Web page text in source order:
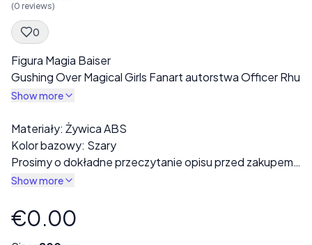
(0 reviews)
0
Spec Description
Figura Magia Baiser
Gushing Over Magical Girls Fanart autorstwa Officer Rhu
Show more
Description
Materiały: Żywica ABS
Kolor bazowy: Szary
Prosimy o dokładne przeczytanie opisu przed zakupem!
Gotowy wydruk będzie wykonany z szarej żywicy. W
pełni ubrane lub nagie.
Każdy wydruk jest starannie sprawdzany pod kątem
Show more
Product information
€0.00